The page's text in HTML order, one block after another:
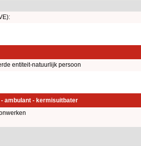
entiteit-natuurlijk persoon
ambulant - kermisuitbater